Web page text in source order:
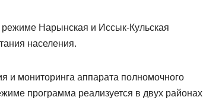
Нарынская и Иссык-Кульская
населения.
и мониторинга аппарата полномочного
программа реализуется в двух районах